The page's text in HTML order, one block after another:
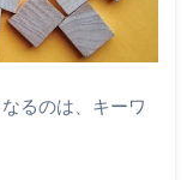
るのは、キーワ